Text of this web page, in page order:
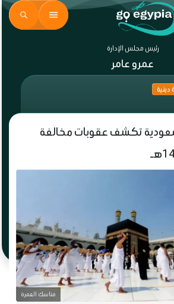
رئيس مجلس الإدارة
عمرو عامر
دينية
تكشف عقوبات مخالفة
مناسك العمرة